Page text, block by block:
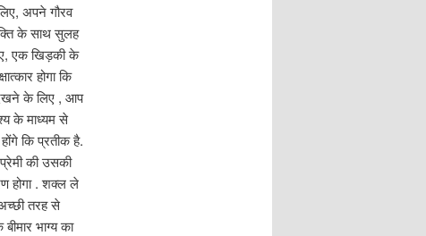
अपने गौरव
के साथ सुलह
एक खिड़की के
होगा कि
देखने के लिए , आप
के माध्यम से
कि प्रतीक है.
की उसकी
होगा . शक्ल ले
तरह से
भाग्य का